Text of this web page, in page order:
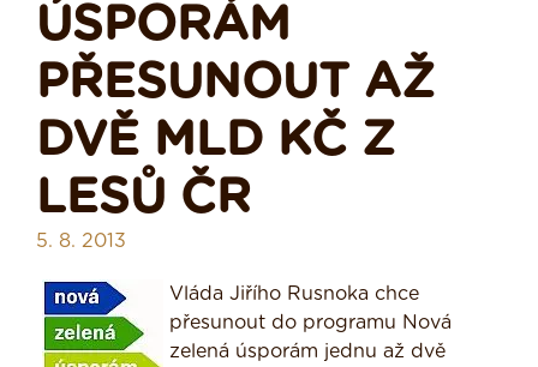
ÚSPORÁM
PŘESUNOUT AŽ
DVĚ MLD KČ Z
LESŮ ČR
5. 8. 2013
Vláda Jiřího Rusnoka chce
přesunout do programu Nová
zelená úsporám jednu až dvě